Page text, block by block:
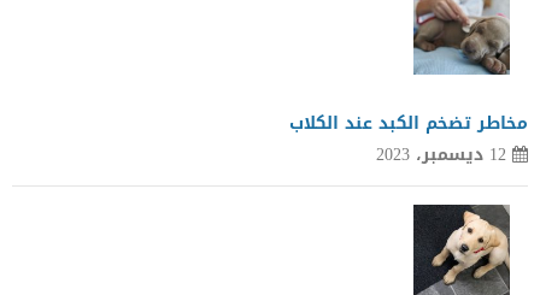
مخاطر تضخم الكبد عند الكلاب
12 ديسمبر، 2023